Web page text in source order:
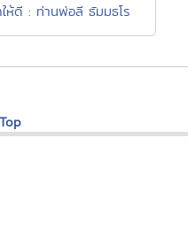
ห้ดี : ท่านพ่อลี ธัมมธโร